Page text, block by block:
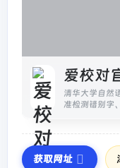
爱校对
清华大学自然
准检测错别字
获取网址